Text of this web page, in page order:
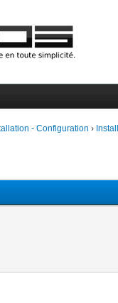
- Configuration ›